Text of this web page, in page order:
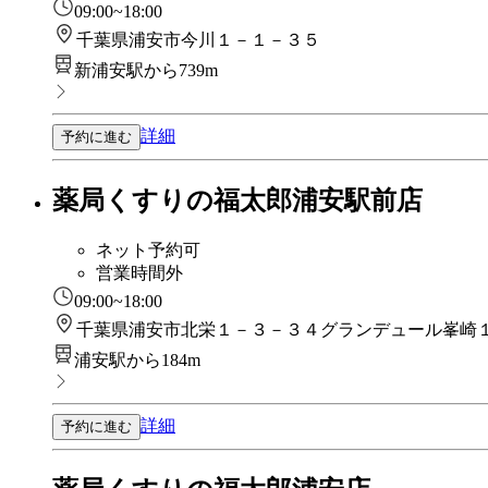
09:00~18:00
千葉県浦安市今川１－１－３５
新浦安駅から739m
予約に進む 詳細
薬局くすりの福太郎浦安駅前店
ネット予約可
営業時間外
09:00~18:00
千葉県浦安市北栄１－３－３４グランデュール峯崎
浦安駅から184m
予約に進む 詳細